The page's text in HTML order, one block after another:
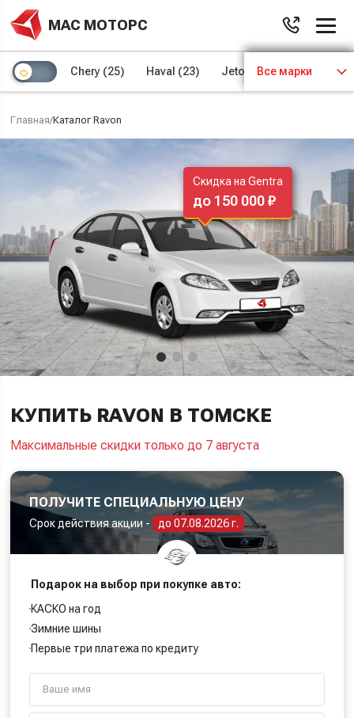
МАС МОТОРС
Chery (25) Haval (23) Jetour (8) Kaiyi (4)
Все марки
Главная/Каталог Ravon
КУПИТЬ RAVON В ТОМСКЕ
Максимальные скидки только до 7 августа
ПОЛУЧИТЕ СПЕЦИАЛЬНУЮ ЦЕНУ
Срок действия акции - до 07.08.2026 г.
Подарок на выбор при покупке авто:
КАСКО на год
Зимние шины
Первые три платежа по кредиту
Скидка на Gentra
до 150 000 ₽